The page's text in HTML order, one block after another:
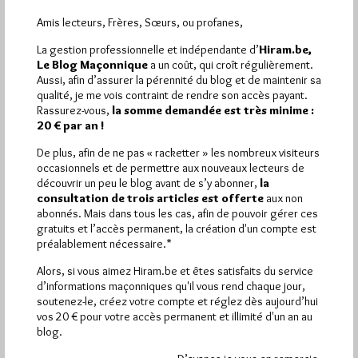
L’HOMME AUGMENTÉ … Progrès ou
danger pour l’Humanité ?
Par Géplu
Samedi 29/08/15
Lu 2565 fois
Amis lecteurs, Frères, Sœurs, ou profanes,
La gestion professionnelle et indépendante d’Hiram.be,
Le Blog Maçonnique a un coût, qui croît régulièrement.
Aussi, afin d’assurer la pérennité du blog et de maintenir sa
qualité, je me vois contraint de rendre son accès payant.
Rassurez-vous, la somme demandée est très minime :
20 € par an !
De plus, afin de ne pas « racketter » les nombreux visiteurs
occasionnels et de permettre aux nouveaux lecteurs de
découvrir un peu le blog avant de s’y abonner, la
consultation de trois articles est offerte aux non
abonnés. Mais dans tous les cas, afin de pouvoir gérer ces
gratuits et l’accès permanent, la création d'un compte est
préalablement nécessaire.*
Alors, si vous aimez Hiram.be et êtes satisfaits du service
d’informations maçonniques qu'il vous rend chaque jour,
soutenez-le, créez votre compte et réglez dès aujourd’hui
vos 20 € pour votre accès permanent et illimité d'un an au
blog.